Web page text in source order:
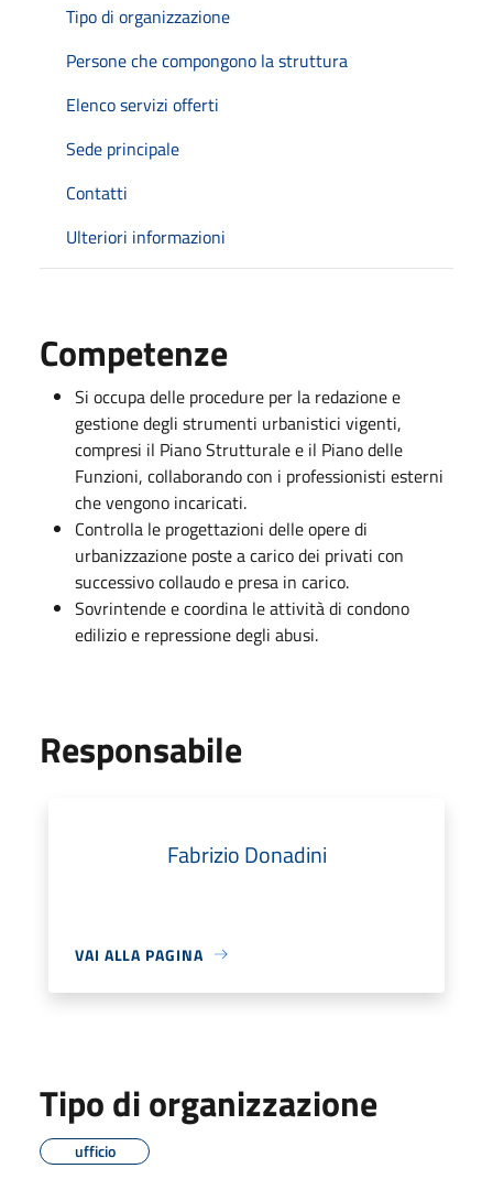
Tipo di organizzazione
Persone che compongono la struttura
Elenco servizi offerti
Sede principale
Contatti
Ulteriori informazioni
Competenze
Si occupa delle procedure per la redazione e
gestione degli strumenti urbanistici vigenti,
compresi il Piano Strutturale e il Piano delle
Funzioni, collaborando con i professionisti esterni
che vengono incaricati.
Controlla le progettazioni delle opere di
urbanizzazione poste a carico dei privati con
successivo collaudo e presa in carico.
Sovrintende e coordina le attività di condono
edilizio e repressione degli abusi.
Responsabile
Fabrizio Donadini
VAI ALLA PAGINA
Tipo di organizzazione
ufficio